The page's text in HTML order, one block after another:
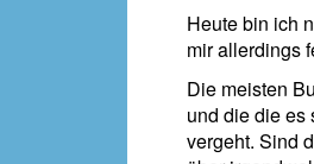
Heute bin ich
mir allerdings
Die meisten
und die die es
vergeht. Sind